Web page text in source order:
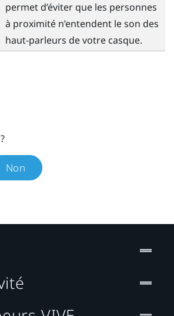
permet d’éviter que les personnes
à proximité n’entendent le son des
haut-parleurs de votre casque.
Non